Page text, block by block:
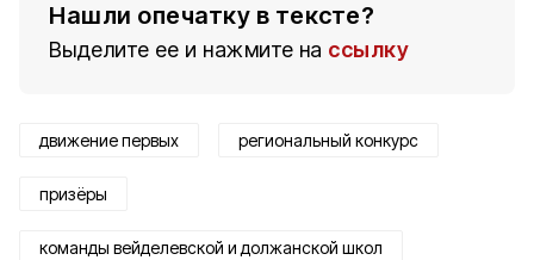
Нашли опечатку в тексте?
Выделите ее и нажмите на ссылку
движение первых региональный конкурс
призёры
команды вейделевской и должанской школ